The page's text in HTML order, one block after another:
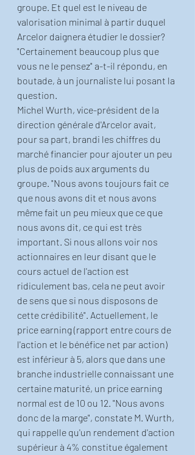
groupe. Et quel est le niveau de
valorisation minimal à partir duquel
Arcelor daignera étudier le dossier?
"Certainement beaucoup plus que
vous ne le pensez" a-t-il répondu, en
boutade, à un journaliste lui posant la
question.
Michel Wurth, vice-président de la
direction générale d'Arcelor avait,
pour sa part, brandi les chiffres du
marché financier pour ajouter un peu
plus de poids aux arguments du
groupe. "Nous avons toujours fait ce
que nous avons dit et nous avons
même fait un peu mieux que ce que
nous avons dit, ce qui est très
important. Si nous allons voir nos
actionnaires en leur disant que le
cours actuel de l'action est
ridiculement bas, cela ne peut avoir
de sens que si nous disposons de
cette crédibilité". Actuellement, le
price earning (rapport entre cours de
l'action et le bénéfice net par action)
est inférieur à 5, alors que dans une
branche industrielle connaissant une
certaine maturité, un price earning
normal est de 10 ou 12. "Nous avons
donc de la marge", constate M. Wurth,
qui rappelle qu'un rendement d'action
supérieur à 4% constitue également